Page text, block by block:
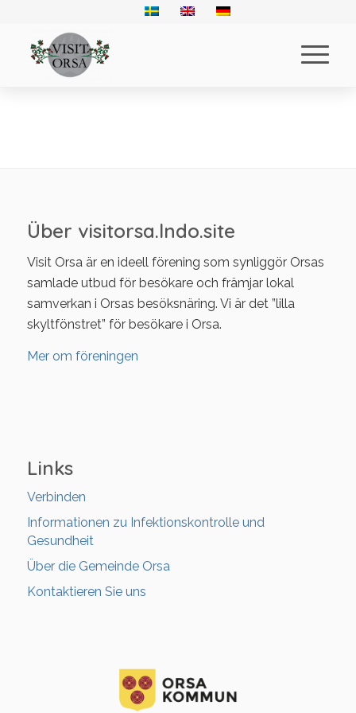
Über visitorsa.lndo.site
Visit Orsa är en ideell förening som synliggör Orsas
samlade utbud för besökare och främjar lokal
samverkan i Orsas besöksnäring. Vi är det ”lilla
skyltfönstret” för besökare i Orsa.
Mer om föreningen
Links
Verbinden
Informationen zu Infektionskontrolle und
Gesundheit
Über die Gemeinde Orsa
Kontaktieren Sie uns